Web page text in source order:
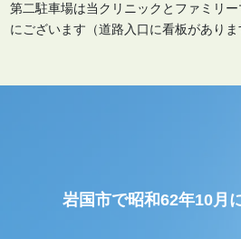
第二駐車場は当クリニックとファミリ
にございます（道路入口に看板がありま
岩国市で昭和62年10月